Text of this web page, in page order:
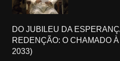
DO JUBILEU DA
REDENÇÃO: O CHAMADO
2033)